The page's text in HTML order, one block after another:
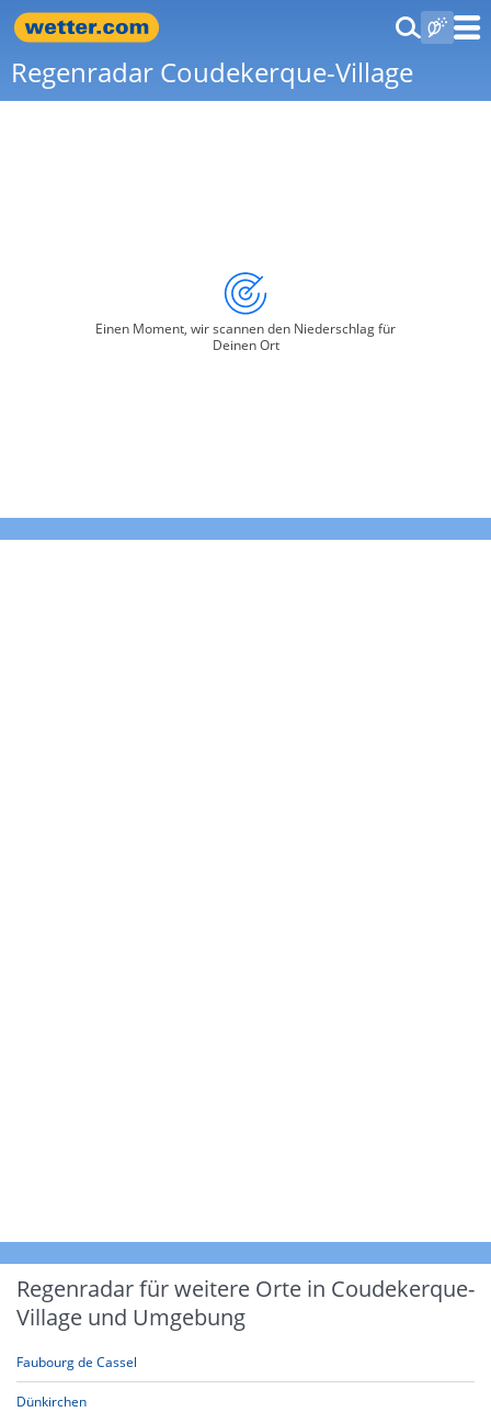
Regenradar Coudekerque-Village
Einen Moment, wir scannen den Niederschlag für
Deinen Ort
Regenradar für weitere Orte in Coudekerque-
Village und Umgebung
Faubourg de Cassel
Dünkirchen